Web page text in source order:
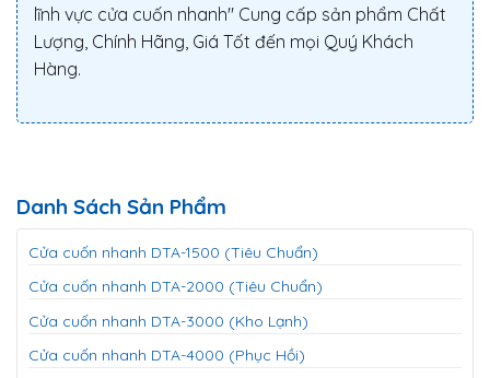
lĩnh vực cửa cuốn nhanh" Cung cấp sản phẩm Chất
Lượng, Chính Hãng, Giá Tốt đến mọi Quý Khách
Hàng.
Danh Sách Sản Phẩm
Cửa cuốn nhanh DTA-1500 (Tiêu Chuẩn)
Cửa cuốn nhanh DTA-2000 (Tiêu Chuẩn)
Cửa cuốn nhanh DTA-3000 (Kho Lạnh)
Cửa cuốn nhanh DTA-4000 (Phục Hồi)